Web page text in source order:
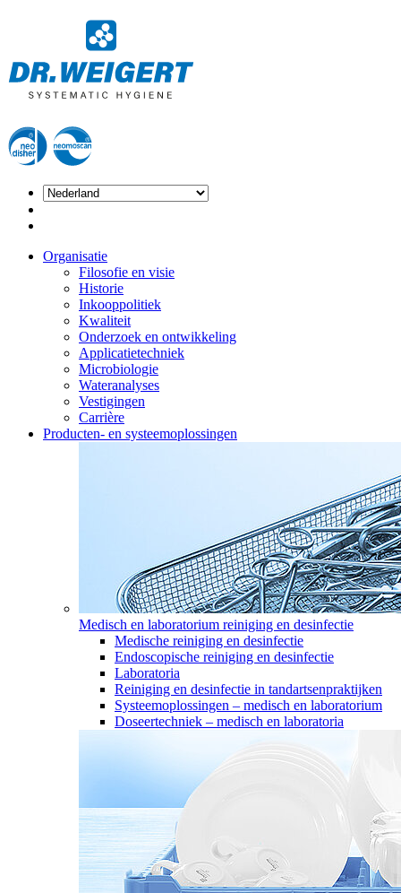
Organisatie
Filosofie en visie
Historie
Inkooppolitiek
Kwaliteit
Onderzoek en ontwikkeling
Applicatietechniek
Microbiologie
Wateranalyses
Vestigingen
Carrière
Producten- en systeemoplossingen
Medisch en laboratorium reiniging en desinfectie
Medische reiniging en desinfectie
Endoscopische reiniging en desinfectie
Laboratoria
Reiniging en desinfectie in tandartsenpraktijken
Systeemoplossingen – medisch en laboratorium
Doseertechniek – medisch en laboratoria